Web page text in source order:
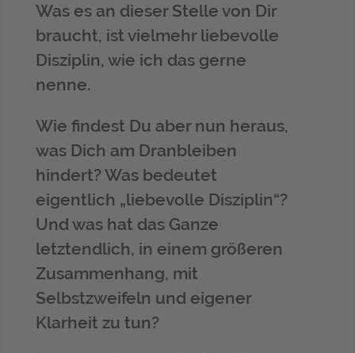
Was es an dieser Stelle von Dir
braucht, ist vielmehr liebevolle
Disziplin, wie ich das gerne
nenne.
Wie findest Du aber nun heraus,
was Dich am Dranbleiben
hindert? Was bedeutet
eigentlich „liebevolle Disziplin“?
Und was hat das Ganze
letztendlich, in einem größeren
Zusammenhang, mit
Selbstzweifeln und eigener
Klarheit zu tun?